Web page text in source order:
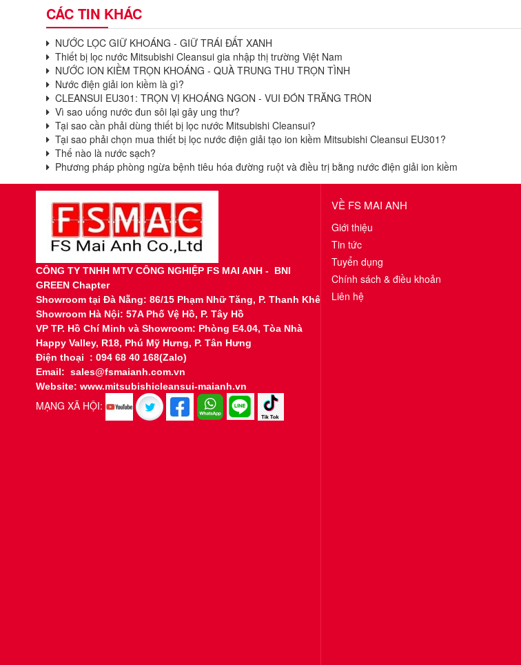
CÁC TIN KHÁC
NƯỚC LỌC GIỮ KHOÁNG - GIỮ TRÁI ĐẤT XANH
Thiết bị lọc nước Mitsubishi Cleansui gia nhập thị trường Việt Nam
NƯỚC ION KIỀM TRỌN KHOÁNG - QUÀ TRUNG THU TRỌN TÌNH
Nước điện giải ion kiềm là gì?
CLEANSUI EU301: TRỌN VỊ KHOÁNG NGON - VUI ĐÓN TRĂNG TRÒN
Vì sao uống nước đun sôi lại gây ung thư?
Tại sao cần phải dùng thiết bị lọc nước Mitsubishi Cleansui?
Tại sao phải chọn mua thiết bị lọc nước điện giải tạo ion kiềm Mitsubishi Cleansui EU301?
Thế nào là nước sạch?
Phương pháp phòng ngừa bệnh tiêu hóa đường ruột và điều trị bằng nước điện giải ion kiềm
CÔNG TY TNHH MTV CÔNG NGHIỆP FS MAI ANH - BNI
GREEN Chapter
Showroom tạiĐà Nẵng: 86/15 Phạm Nhữ Tăng, P. Thanh Khê
Showroom Hà Nội: 57A Phố Vệ Hồ, P. Tây Hồ
VP TP. Hồ Chí Minh và Showroom: Phòng E4.04, Tòa Nhà
Happy Valley, R18, Phú Mỹ Hưng, P. Tân Hưng
Điện thoại : 094 68 40 168(Zalo)
Email: sales@fsmaianh.com.vn
Website: www.mitsubishicleansui-maianh.vn
MẠNG XÃ HỘI:
VỀ FS MAI ANH
Giới thiệu
Tin tức
Tuyển dụng
Chính sách & điều khoản
Liên hệ